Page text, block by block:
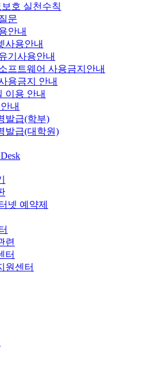
호 실천수칙
문
안내
사용안내
기사용안내
프트웨어 사용금지안내
용금지 안내
이용 안내
내
발급(학부)
발급(대학원)
넷 예약제
련
터
원센터